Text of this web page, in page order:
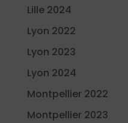
Lille 2024
Lyon 2022
Lyon 2023
Lyon 2024
Montpellier 2022
Montpellier 2023